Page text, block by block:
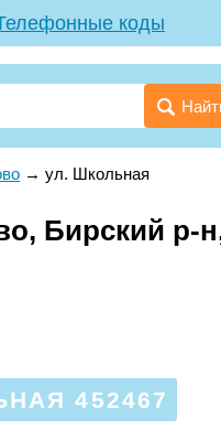
коды
→ ул. Школьная
Бирский р-
452467